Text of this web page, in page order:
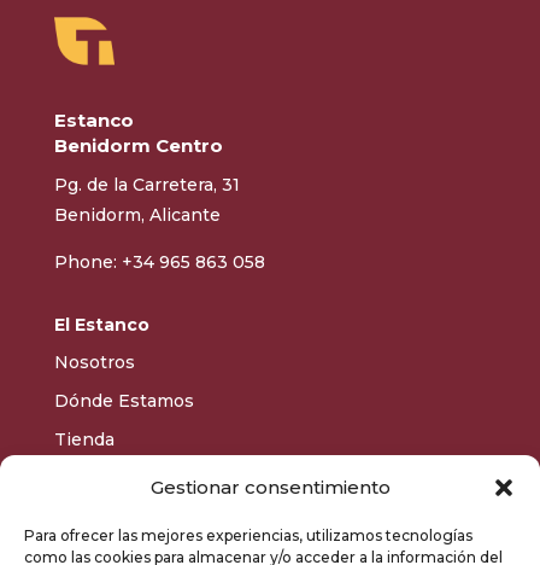
Gestionar consentimiento
Para ofrecer las mejores experiencias, utilizamos tecnologías
como las cookies para almacenar y/o acceder a la información del
Estanco
Benidorm Centro
Pg. de la Carretera, 31
Benidorm, Alicante
Phone: +34 965 863 058
El Estanco
Nosotros
Dónde Estamos
Tienda
Política de privacidad